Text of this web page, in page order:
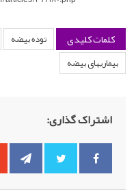
کلمات کلیدی توده بیضه
بیماریهای بیضه
اشتراک گذاری: